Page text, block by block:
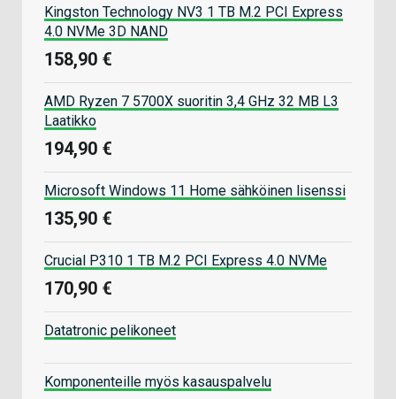
Kingston Technology NV3 1 TB M.2 PCI Express
4.0 NVMe 3D NAND
158,90 €
AMD Ryzen 7 5700X suoritin 3,4 GHz 32 MB L3
Laatikko
194,90 €
Microsoft Windows 11 Home sähköinen lisenssi
135,90 €
Crucial P310 1 TB M.2 PCI Express 4.0 NVMe
170,90 €
Datatronic pelikoneet
Komponenteille myös kasauspalvelu